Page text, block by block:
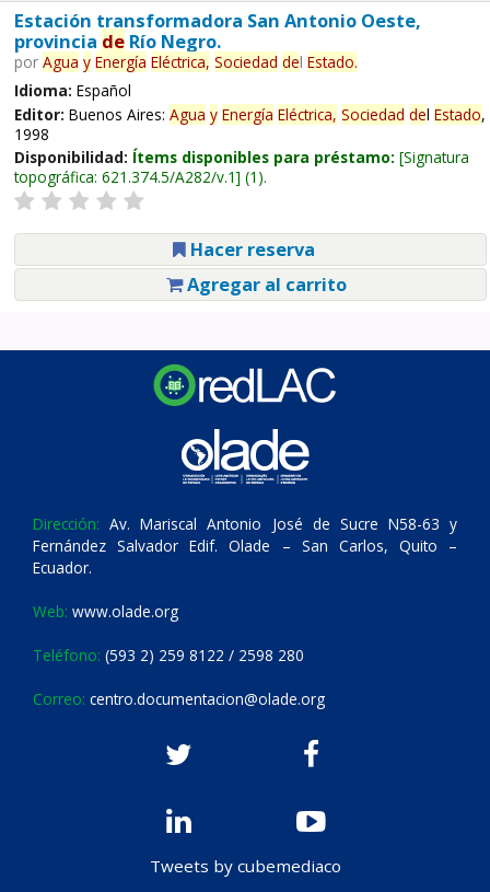
Estación transformadora San Antonio Oeste,
provincia deRío Negro.
por Agua y Energía Eléctrica, Sociedad del Estado.
Idioma: Español
Editor: Buenos Aires: Agua y Energía Eléctrica, Sociedad del Estado,
1998
Disponibilidad: Ítems disponibles para préstamo: Signatura
topográfica: 621.374.5/A282/v.1 (1).
Hacer reserva
Agregar al carrito
Dirección: Av. Mariscal Antonio José de Sucre N58-63 y
Fernández Salvador Edif. Olade – San Carlos, Quito –
Ecuador.
Web: www.olade.org
Teléfono: (593 2) 259 8122 / 2598 280
Correo: centro.documentacion@olade.org
Tweets by cubemediaco